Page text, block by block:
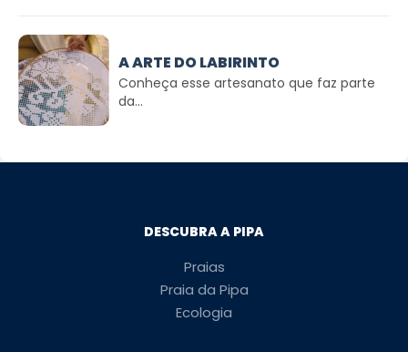
A ARTE DO LABIRINTO
Conheça esse artesanato que faz parte
da...
DESCUBRA A PIPA
Praias
Praia da Pipa
Ecologia